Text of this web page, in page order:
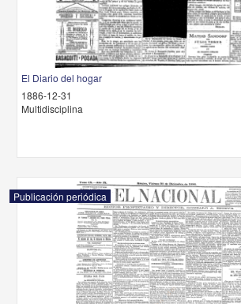
El Diario del hogar
1886-12-31
Multidisciplina
Publicación periódica